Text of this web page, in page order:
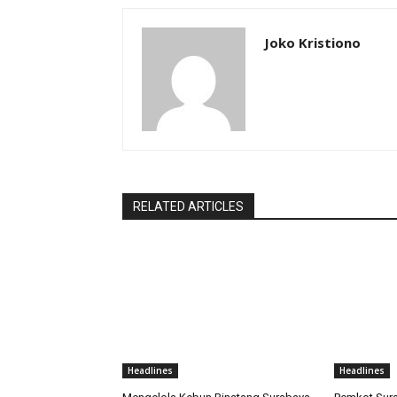
Joko Kristiono
RELATED ARTICLES
Headlines Headlines